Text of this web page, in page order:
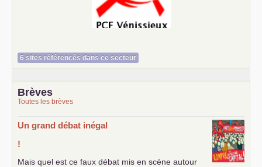
Le Vénissian
6 sites référencés dans ce secteur
Brèves
Toutes les brèves
Un grand débat inégal
!
Mais quel est ce faux débat mis en scène autour